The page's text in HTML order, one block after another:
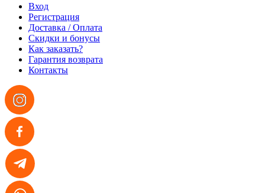
Вход
Регистрация
Доставка / Оплата
Скидки и бонусы
Как заказать?
Гарантия возврата
Контакты